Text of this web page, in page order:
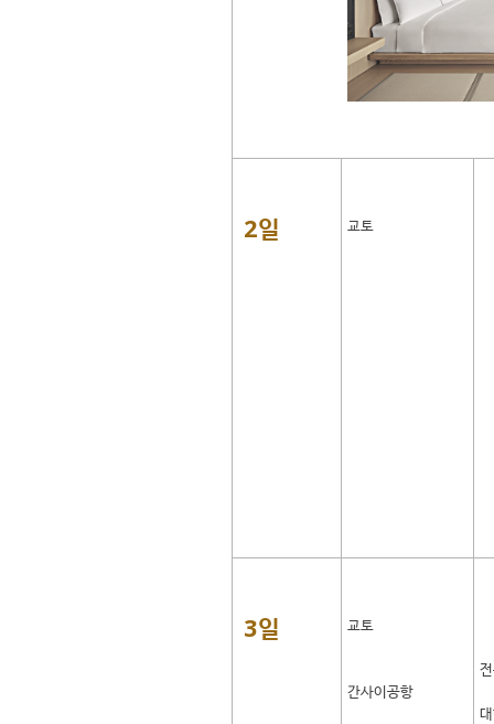
2일 교토
3일 교토
간사이공항